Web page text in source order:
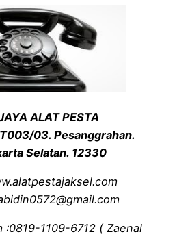
ALAT PESTA
03. Pesanggrahan.
Selatan. 12330
:0819-1109-6712 ( Zaenal